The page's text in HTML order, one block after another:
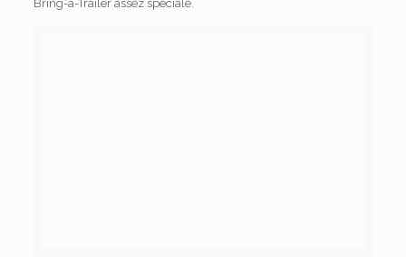
Bring-a-Trailer assez spéciale.